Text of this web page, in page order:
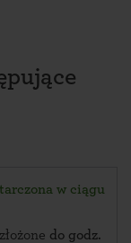
w ciągu
do godz.